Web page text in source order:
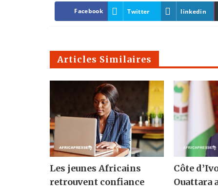
Facebook Twitter linkedin
Articles Similaires
Les jeunes Africains
retrouvent confiance
Côte
Ouattara